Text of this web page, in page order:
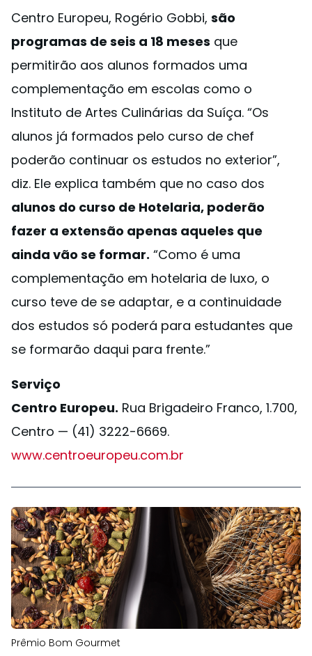
Centro Europeu, Rogério Gobbi, são
programas de seis a 18 meses que
permitirão aos alunos formados uma
complementação em escolas como o
Instituto de Artes Culinárias da Suíça. “Os
alunos já formados pelo curso de chef
poderão continuar os estudos no exterior”,
diz. Ele explica também que no caso dos
alunos do curso de Hotelaria, poderão
fazer a extensão apenas aqueles que
ainda vão se formar. “Como é uma
complementação em hotelaria de luxo, o
curso teve de se adaptar, e a continuidade
dos estudos só poderá para estudantes que
se formarão daqui para frente.”
Serviço
Centro Europeu. Rua Brigadeiro Franco, 1.700,
Centro — (41) 3222-6669.
www.centroeuropeu.com.br
Prêmio Bom Gourmet